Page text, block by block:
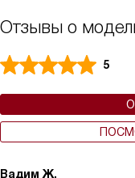
Отзывы о
5
Вадим Ж.